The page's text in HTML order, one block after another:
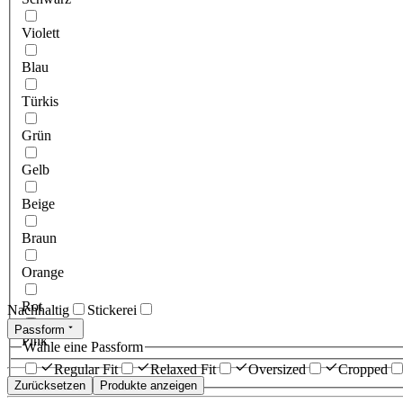
Violett
Blau
Türkis
Grün
Gelb
Beige
Braun
Orange
Rot
Pink
Zurücksetzen Produkte anzeigen
Nachhaltig Stickerei
Passform
Wähle eine Passform
Regular Fit
Relaxed Fit Oversized Cropped